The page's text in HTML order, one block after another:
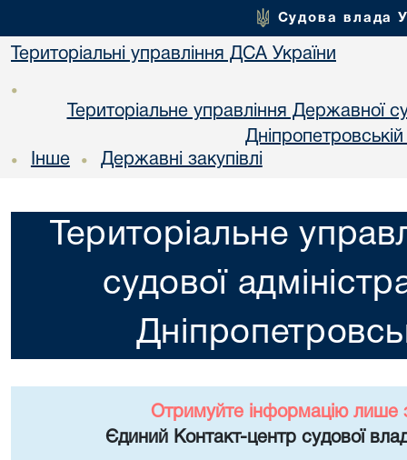
Судова влада
Територіальні управління ДСА України
•
Територіальне управління Державної
• Інше • Державні закупівлі
Територіальне
судової
Отримуйте інформацію лише
Єдиний Контакт-центр судової